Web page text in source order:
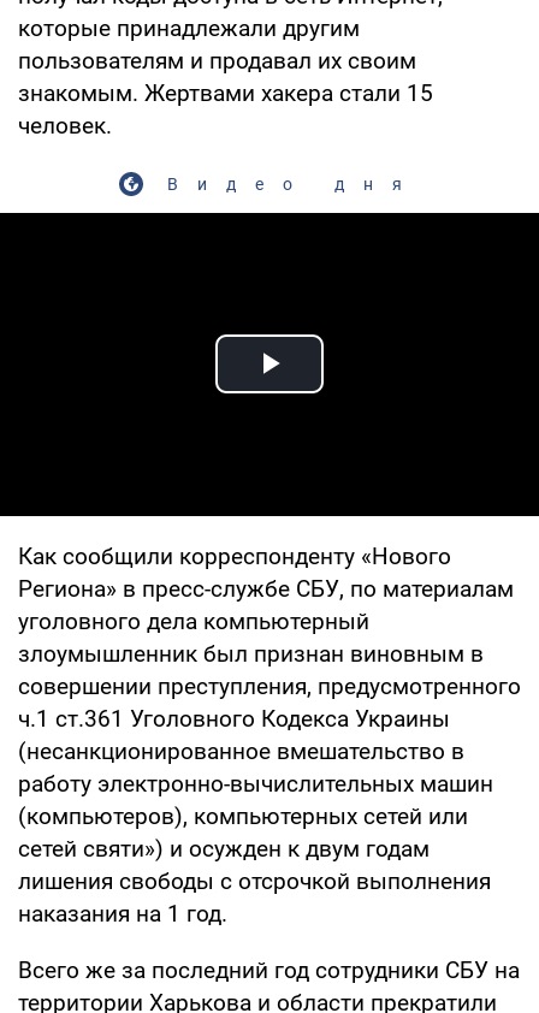
которые принадлежали другим
пользователям и продавал их своим
знакомым. Жертвами хакера стали 15
человек.
Видео дня
Play Video
Как сообщили корреспонденту «Нового
Региона» в пресс-службе СБУ, по материалам
уголовного дела компьютерный
злоумышленник был признан виновным в
совершении преступления, предусмотренного
ч.1 ст.361 Уголовного Кодекса Украины
(несанкционированное вмешательство в
работу электронно-вычислительных машин
(компьютеров), компьютерных сетей или
сетей святи») и осужден к двум годам
лишения свободы с отсрочкой выполнения
наказания на 1 год.
Всего же за последний год сотрудники СБУ на
территории Харькова и области прекратили